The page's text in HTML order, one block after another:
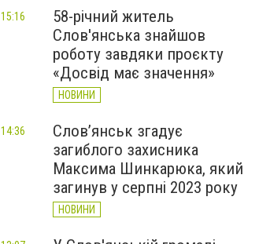
58-річний житель
Слов'янська знайшов
роботу завдяки проєкту
«Досвід має значення»
НОВИНИ
15:16
Слов’янськ згадує
загиблого захисника
Максима Шинкарюка, який
загинув у серпні 2023 року
НОВИНИ
14:36